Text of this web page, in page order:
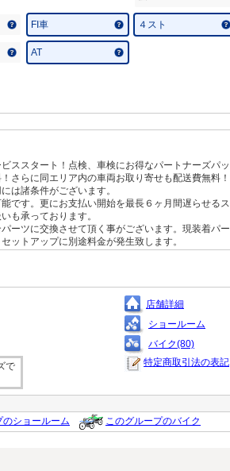
FI車 ４スト
AT
ススタート！点検、車検にお得なパートナーズパッ
さらに同エリア内の車両お取り寄せも配送費無料！
は諸条件がございます。
です。更にお支払い開始を最長６ヶ月間遅らせるス
も承っております。
ーツに交換させて頂く事がございます。現装着パー
ットアップに別途料金が発生致します。
で
店舗詳細
ショールーム
バイク(80)
特定商取引法の表記
のショールーム このグループのバイク